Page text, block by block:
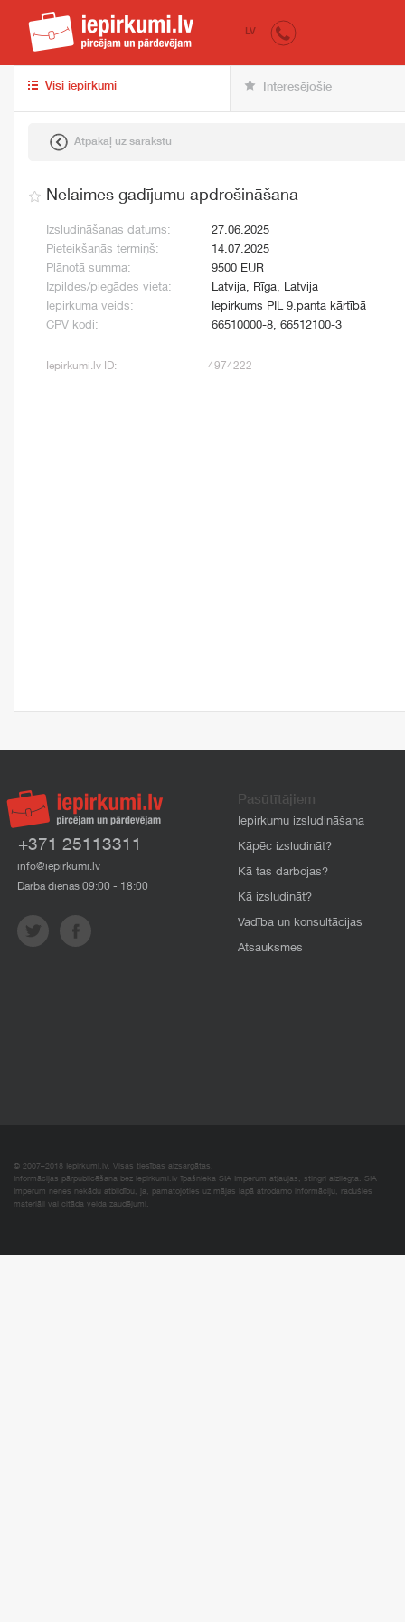
iepirkumi.lv
LV
Visi iepirkumi Interesējošie
Atpakaļ uz sarakstu
Nelaimes gadījumu apdrošināšana
Izsludināšanas datums:
27.06.2025
Pieteikšanās termiņš:
14.07.2025
Plānotā summa:
9500 EUR
Izpildes/piegādes vieta:
Latvija, Rīga, Latvija
Iepirkuma veids:
Iepirkums PIL 9.panta kārtībā
CPV kodi:
66510000-8, 66512100-3
Iepirkumi.lv ID: 4974222
+371 25113311
info@iepirkumi.lv
Darba dienās 09:00 - 18:00
Pasūtītājiem
Iepirkumu izsludināšana
Kāpēc izsludināt?
Kā tas darbojas?
Kā izsludināt?
Vadība un konsultācijas
Atsauksmes
© 2007–2018 Iepirkumi.lv. Visas tiesības aizsargātas.
Informācijas pārpublicēšana bez iepirkumi.lv īpašnieka SIA Imperum atļaujas, stingri aizliegta. SIA
Imperum nenes nekādu atbildību, ja, pamatojoties uz mājas lapā atrodamo informāciju, radušies
materiāli vai citāda veida zaudējumi.